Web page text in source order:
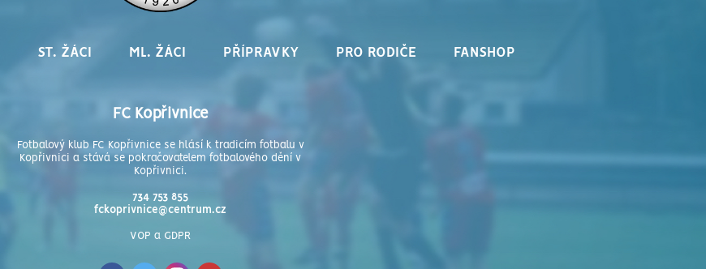
ST. ŽÁCI ML. ŽÁCI PŘÍPRAVKY PRO RODIČE FANSHOP
FC Kopřivnice
Fotbalový klub FC Kopřivnice se hlásí k tradicím fotbalu v
Kopřivnici a stává se pokračovatelem fotbalového dění v
Kopřivnici.
734 753 855
fckoprivnice@centrum.cz
VOP a GDPR